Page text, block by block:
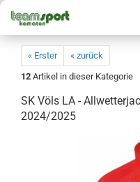
« Erster
« zurück
12 Artikel in dieser Kategorie
SK Völs LA -
2024/2025